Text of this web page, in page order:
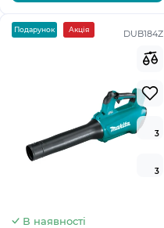
DUB184Z
Подарунок Акція
3
3
В наявності